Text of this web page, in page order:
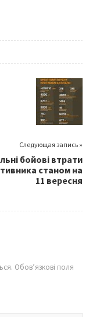
Следующая запись »
бойові втрати
станом на
11 вересня
Обов’язкові поля